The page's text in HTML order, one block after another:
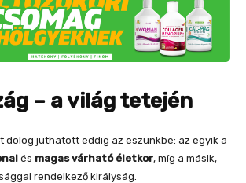
– a világ tetején
dolog juthatott eddig az eszünkbe: az egyik a
és magas várható életkor, míg a másik,
rendelkező királyság.